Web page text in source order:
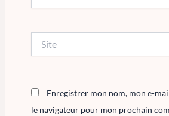
Enregistrer mon nom, mon e-
le navigateur pour mon prochain